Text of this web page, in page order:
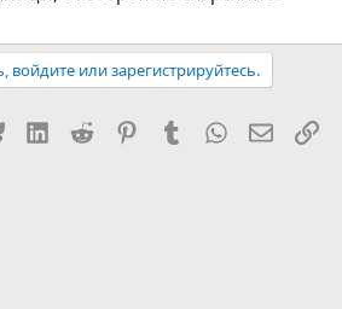
войдите или зарегистрируйтесь.
BlueskyLinkedIn
Reddit PinterestTumblr WhatsApp